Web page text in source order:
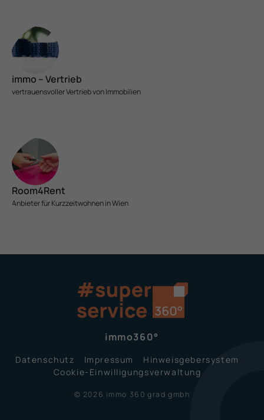
immo – Vertrieb
vertrauens­voller Vertrieb von Immobilien
Room4Rent
Anbieter für Kurzzeit­wohnen in Wien
immo360°
Datenschutz Impressum
Hinweisgeber­system
Cookie-Einwilligungsverwaltung
© 2026 immo 360 grad gmbh